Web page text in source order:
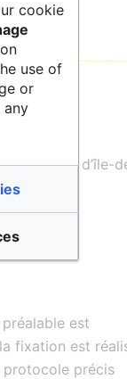
privée d’île-
est
fixation est
protocole précis
cookie
use of
or
any